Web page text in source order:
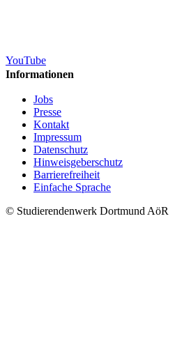
YouTube
Informationen
Jobs
Presse
Kontakt
Impressum
Datenschutz
Hinweisgeberschutz
Barrierefreiheit
Einfache Sprache
© Studierendenwerk Dortmund AöR